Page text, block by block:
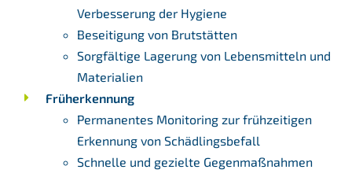
Verbesserung der Hygiene
Beseitigung von Brutstätten
Sorgfältige Lagerung von Lebensmitteln und
Materialien
Früherkennung
Permanentes Monitoring zur frühzeitigen
Erkennung von Schädlingsbefall
Schnelle und gezielte Gegenmaßnahmen